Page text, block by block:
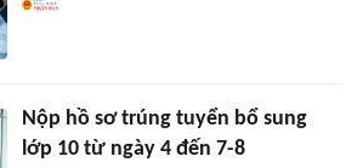
Nộp hồ sơ trúng tuyển bổ sung
lớp 10 từ ngày 4 đến 7-8